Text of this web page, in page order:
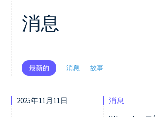
消息
最新的 消息 故事
2025年11月11日 消息